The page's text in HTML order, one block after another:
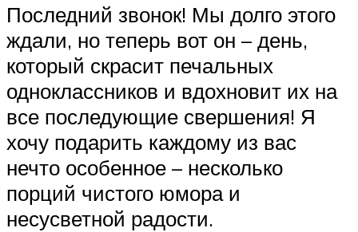
Последний звонок! Мы долго этого
ждали, но теперь вот он – день,
который скрасит печальных
одноклассников и вдохновит их на
все последующие свершения! Я
хочу подарить каждому из вас
нечто особенное – несколько
порций чистого юмора и
несусветной радости.